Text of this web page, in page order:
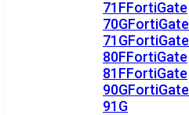
71FFortiGate
70GFortiGate
71GFortiGate
80FFortiGate
81FFortiGate
90GFortiGate
91G